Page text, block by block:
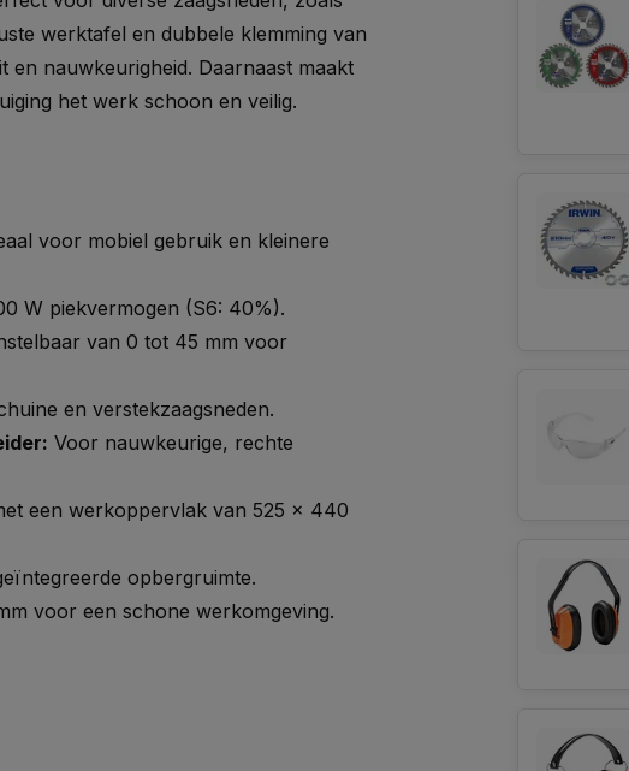
werktafel en dubbele klemming van
en nauwkeurigheid. Daarnaast maakt
het werk schoon en veilig.
voor mobiel gebruik en kleinere
W piekvermogen (S6: 40%).
van 0 tot 45 mm voor
en verstekzaagsneden.
Voor nauwkeurige, rechte
een werkoppervlak van 525 x 440
opbergruimte.
voor een schone werkomgeving.